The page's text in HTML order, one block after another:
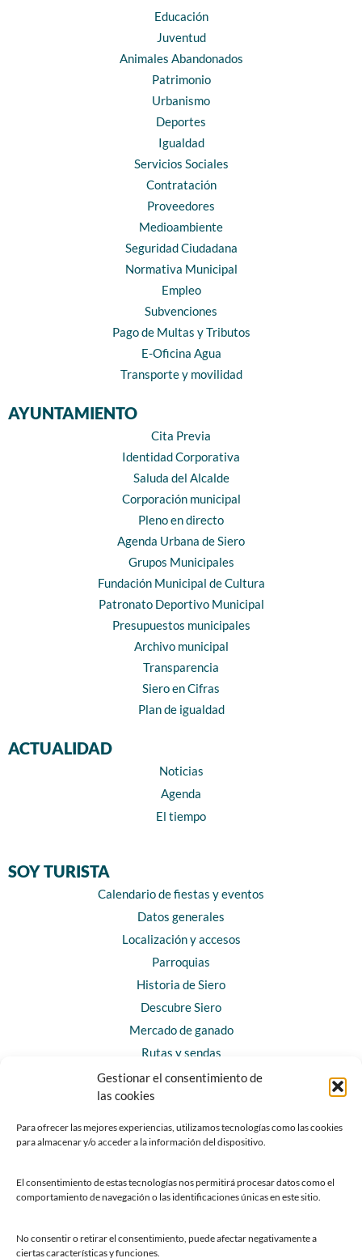
Gestionar el consentimiento de
las cookies
Para ofrecer las mejores experiencias, utilizamos tecnologías como las cookies
para almacenar y/o acceder a la información del dispositivo.
El consentimiento de estas tecnologías nos permitirá procesar datos como el
comportamiento de navegación o las identificaciones únicas en este sitio.
No consentir o retirar el consentimiento, puede afectar negativamente a
ciertas características y funciones.
Educación
Juventud
Animales Abandonados
Patrimonio
Urbanismo
Deportes
Igualdad
Servicios Sociales
Contratación
Proveedores
Medioambiente
Seguridad Ciudadana
Normativa Municipal
Empleo
Subvenciones
Pago de Multas y Tributos
E-Oficina Agua
Transporte y movilidad
AYUNTAMIENTO
Cita Previa
Identidad Corporativa
Saluda del Alcalde
Corporación municipal
Pleno en directo
Agenda Urbana de Siero
Grupos Municipales
Fundación Municipal de Cultura
Patronato Deportivo Municipal
Presupuestos municipales
Archivo municipal
Transparencia
Siero en Cifras
Plan de igualdad
ACTUALIDAD
Noticias
Agenda
El tiempo
SOY TURISTA
Calendario de fiestas y eventos
Datos generales
Localización y accesos
Parroquias
Historia de Siero
Descubre Siero
Mercado de ganado
Rutas y sendas
Horarios y contacto
Teléfonos de interés
Chatbot Siero
SEDES ELECTRÓNICAS
Sede del Ayuntamiento de Siero